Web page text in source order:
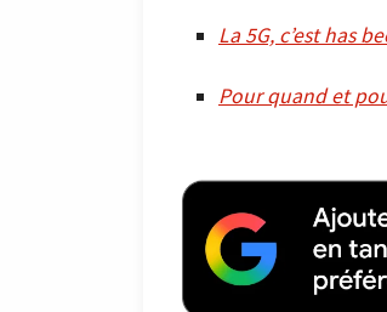
La 5G, c’est has
Pour quand et